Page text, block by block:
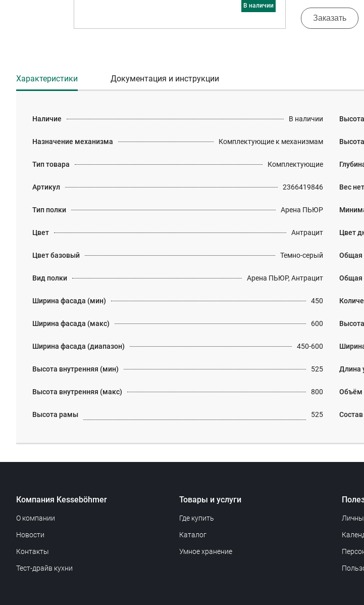
в наличии
Заказать
Характеристики Документация и инструкции
Наличие В наличии
Назначение механизма Комплектующие к механизмам
Тип товара Комплектующие
Артикул 2366419846
Тип полки Арена ПЬЮР
Цвет Антрацит
Цвет базовый Темно-серый
Вид полки Арена ПЬЮР, Антрацит
Ширина фасада (мин) 450
Ширина фасада (макс) 600
Ширина фасада (диапазон) 450-600
Высота внутренняя (мин) 525
Высота внутренняя (макс) 800
Высота рамы 525
Вес
Цвет
Общая
Общая
Длина
Объём
Компания Kesseböhmer
О компании
Новости
Контакты
Тест-драйв кухни
Товары и услуги
Где купить
Каталог
Умное хранение